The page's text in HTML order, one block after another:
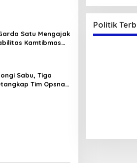
Satu Mengajak
Kamtibmas
Sabu, Tiga
Tim Opsnal
Politik
17 Juli 2025